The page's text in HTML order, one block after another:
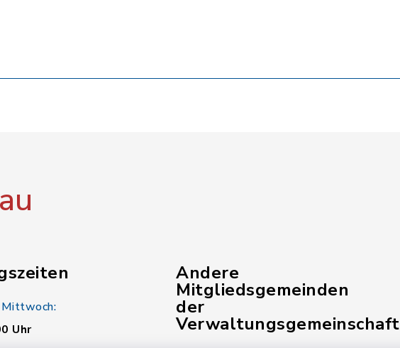
Uhr
Andere
Mitgliedsgemeinden
der
Verwaltungsgemeinschaft